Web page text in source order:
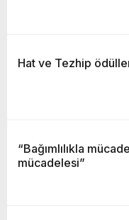
Hat ve Tezhip
“Bağımlılıkla
mücadelesi”